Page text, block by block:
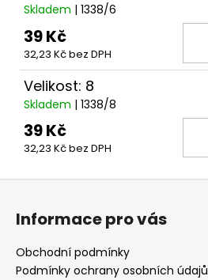
Skladem | 1338/6
39 Kč
32,23 Kč bez DPH
Velikost: 8
Skladem | 1338/8
39 Kč
32,23 Kč bez DPH
Informace pro vás
Obchodní podmínky
Podmínky ochrany osobních údajů